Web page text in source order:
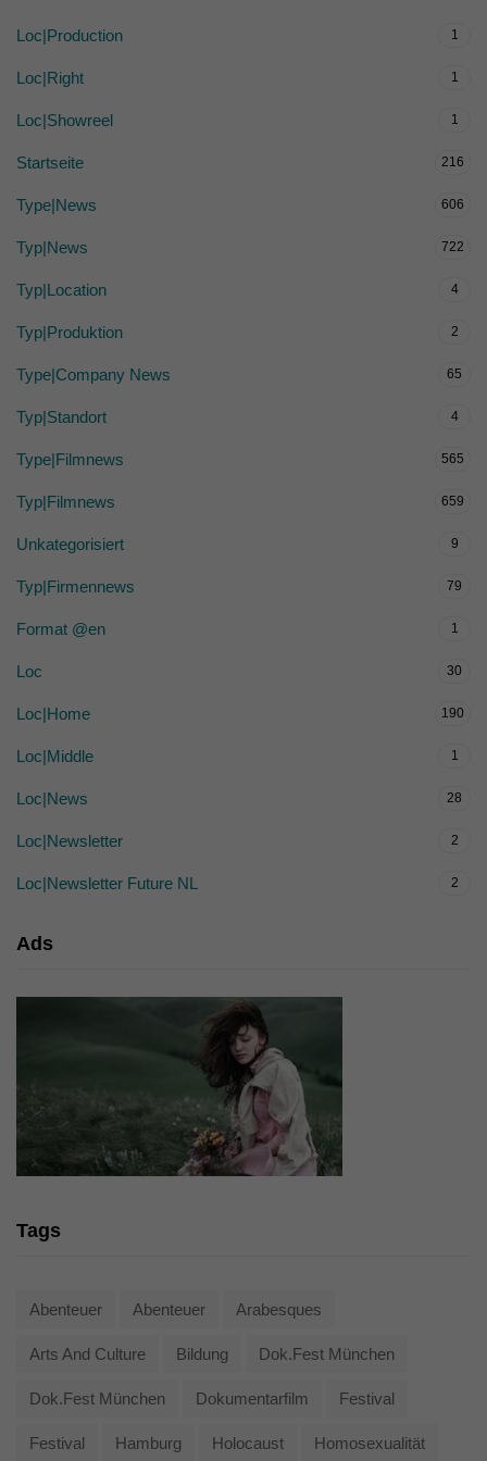
Loc|Production 1
Loc|Right 1
Loc|Showreel 1
Startseite 216
Type|News 606
Typ|News 722
Typ|Location 4
Typ|Produktion 2
Type|Company News 65
Typ|Standort 4
Type|Filmnews 565
Typ|Filmnews 659
Unkategorisiert 9
Typ|Firmennews 79
Format @en 1
Loc 30
Loc|Home 190
Loc|Middle 1
Loc|News 28
Loc|Newsletter 2
Loc|Newsletter Future NL 2
Ads
Tags
Abenteuer Abenteuer Arabesques
Arts And Culture Bildung Dok.fest München
Dok.fest München Dokumentarfilm Festival
Festival Hamburg Holocaust Homosexualität